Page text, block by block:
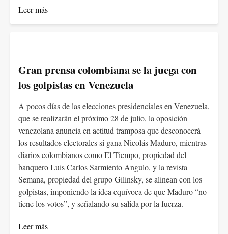
Leer más
Gran prensa colombiana se la juega con
los golpistas en Venezuela
A pocos días de las elecciones presidenciales en Venezuela,
que se realizarán el próximo 28 de julio, la oposición
venezolana anuncia en actitud tramposa que desconocerá
los resultados electorales si gana Nicolás Maduro, mientras
diarios colombianos como El Tiempo, propiedad del
banquero Luis Carlos Sarmiento Angulo, y la revista
Semana, propiedad del grupo Gilinsky, se alinean con los
golpistas, imponiendo la idea equívoca de que Maduro “no
tiene los votos”, y señalando su salida por la fuerza.
Leer más